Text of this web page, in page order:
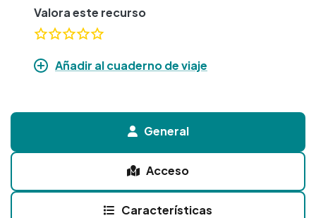
Valora este recurso
Añadir al cuaderno de viaje
General
Acceso
Características